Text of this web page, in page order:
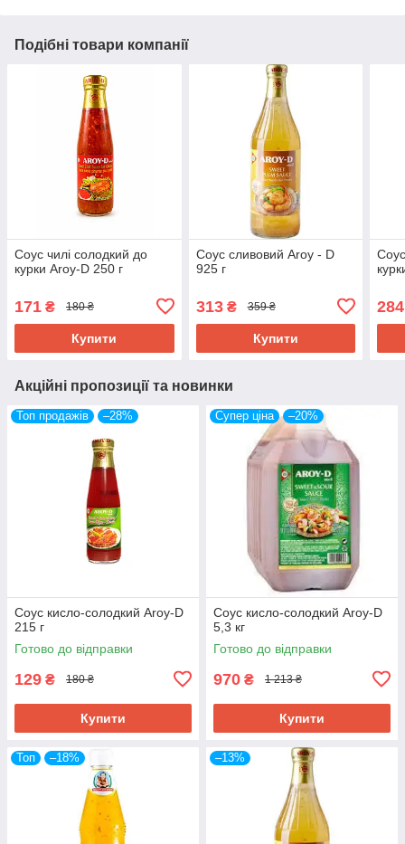
Подібні товари компанії
Соус чилі солодкий до
курки Aroy-D 250 г
171 ₴ 180 ₴
Купити
Соус сливовий Aroy - D
925 г
313₴ 359 ₴
Купити
284
Акційні пропозиції та новинки
Топ продажів –28%
Coус кисло-солодкий Aroy-D
215 г
Готово до відправки
129 ₴ 180 ₴
Купити
Супер ціна –20%
Coус кисло-солодкий Aroy-D
5,3 кг
Готово до відправки
970 ₴ 1 213 ₴
Купити
Топ –18% –13%